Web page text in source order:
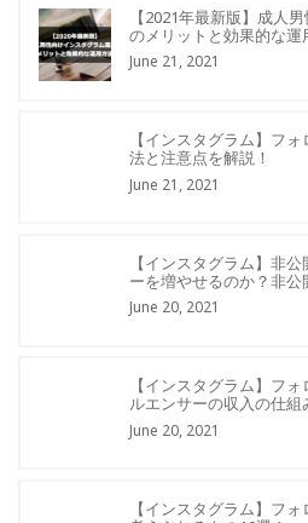
【2021年最新版】成人
のメリットと効果的な運
June 21, 2021
【インスタグラム】フ
法と注意点を解説！
June 21, 2021
【インスタグラム】非
ーを増やせるのか？非公
June 20, 2021
【インスタグラム】フ
ルエンサーの収入の仕組
June 20, 2021
【インスタグラム】フ